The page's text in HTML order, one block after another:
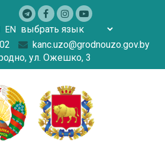
EN
kanc.uzo@grodnouzo.gov.by
ул. Ожешко, 3